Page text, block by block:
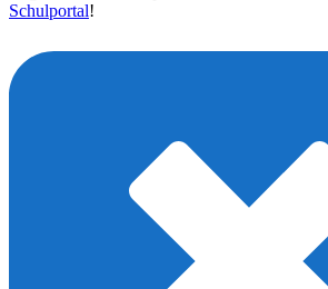
Schulportal!